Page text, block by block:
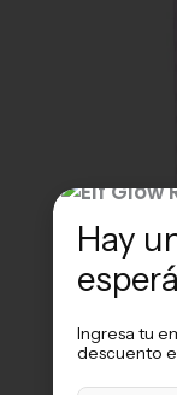
Hay
Ingresa tu
descuento